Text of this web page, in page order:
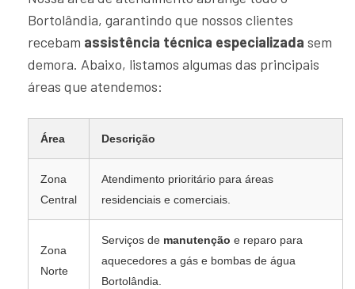
Bortolândia, garantindo que nossos clientes
recebam assistência técnica especializada sem
demora. Abaixo, listamos algumas das principais
áreas que atendemos:
Área Descrição
Zona
Central
Atendimento prioritário para áreas
residenciais e comerciais.
Zona
Norte
Serviços de manutenção e reparo para
aquecedores a gás e bombas de água
Bortolândia.